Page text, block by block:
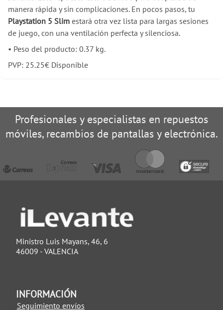
manera rápida y sin complicaciones. En pocos pasos, tu
Playstation 5 Slim estará otra vez lista para largas sesiones
de juego, con una ventilación perfecta y silenciosa.
• Peso del producto: 0.37 kg.
PVP: 25.25€ Disponible
Profesionales y especialistas en repuestos
móviles, recambios de pantallas y electrónica.
Ministro Luis Mayans, 46, 6
46009 - VALENCIA
INFORMACIÓN
Seguimiento envíos